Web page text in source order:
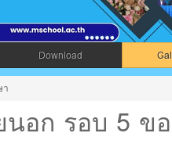
Download
อก รอบ 5 ข